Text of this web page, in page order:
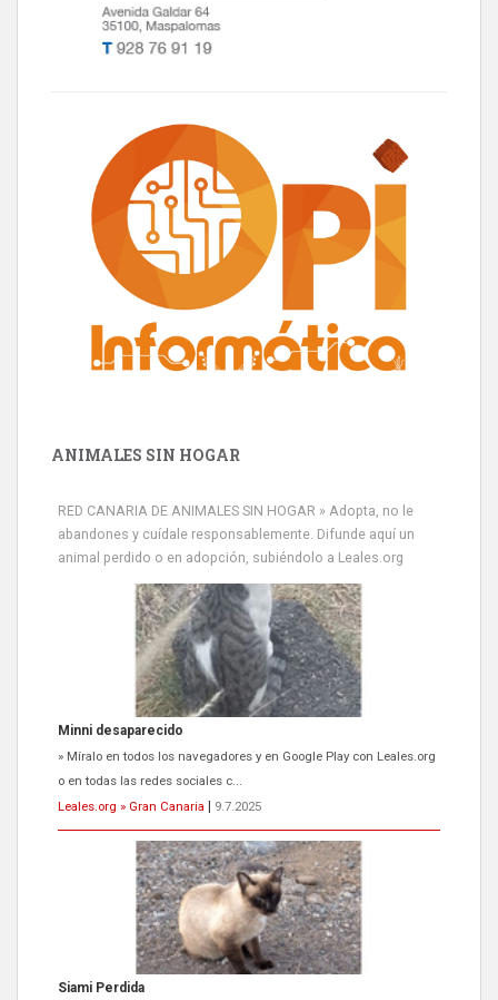
ANIMALES SIN HOGAR
RED CANARIA DE ANIMALES SIN HOGAR » Adopta, no le
abandones y cuídale responsablemente. Difunde aquí un
animal perdido o en adopción, subiéndolo a Leales.org
Minni desaparecido
» Míralo en todos los navegadores y en Google Play con Leales.org
o en todas las redes sociales c...
Leales.org » Gran Canaria
9.7.2025
Siami Perdida